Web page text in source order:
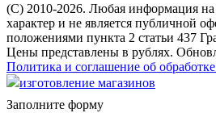
(C) 2010-2026. Любая информация на
характер и не является публичной
положениями пункта 2 статьи 437
Цены представлены в рублях.
Политика и соглашение об
изготовление магазинов
Заполните форму